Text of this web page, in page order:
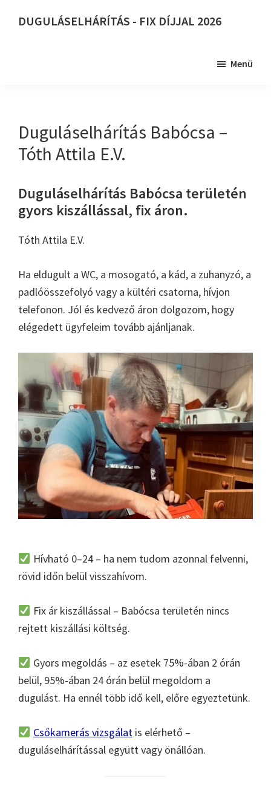
DUGULÁSELHÁRÍTÁS - FIX DÍJJAL 2026
Menü
Duguláselhárítás Babócsa –
Tóth Attila E.V.
Duguláselhárítás Babócsa területén
gyors kiszállással, fix áron.
Tóth Attila E.V.
Ha eldugult a WC, a mosogató, a kád, a zuhanyzó, a
padlóösszefolyó vagy a kültéri csatorna, hívjon
telefonon. Jól és kedvező áron dolgozom, hogy
elégedett ügyfeleim tovább ajánljanak.
Hívható 0–24 – ha nem tudom azonnal felvenni,
rövid időn belül visszahívom.
Fix ár kiszállással – Babócsa területén nincs
rejtett kiszállási költség.
Gyors megoldás – az esetek 75%-ában 2 órán
belül, 95%-ában 24 órán belül megoldom a
dugulást. Ha ennél több idő kell, előre egyeztetünk.
Csőkamerás vizsgálatis elérhető –
duguláselhárítással együtt vagy önállóan.